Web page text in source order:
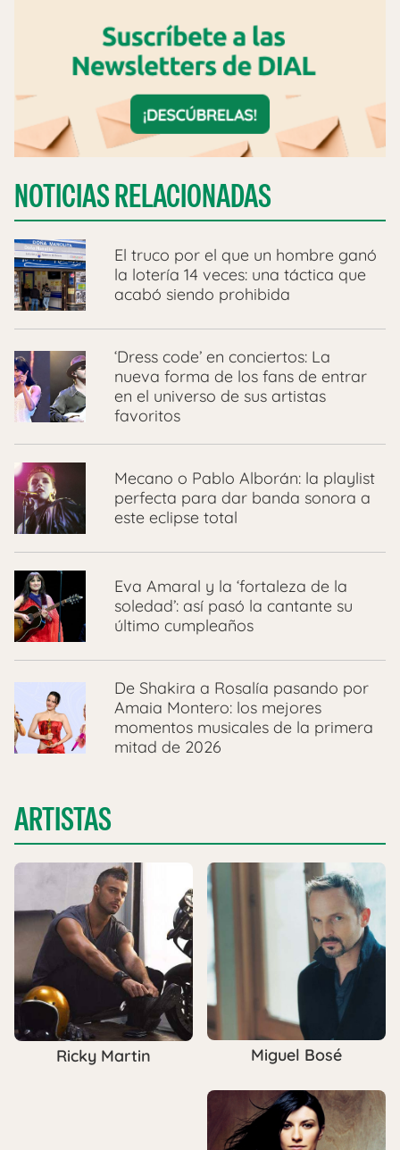
NOTICIAS RELACIONADAS
El truco por el que un hombre ganó
la lotería 14 veces: una táctica que
acabó siendo prohibida
‘Dress code’ en conciertos: La
nueva forma de los fans de entrar
en el universo de sus artistas
favoritos
Mecano o Pablo Alborán: la playlist
perfecta para dar banda sonora a
este eclipse total
Eva Amaral y la ‘fortaleza de la
soledad’: así pasó la cantante su
último cumpleaños
De Shakira a Rosalía pasando por
Amaia Montero: los mejores
momentos musicales de la primera
mitad de 2026
ARTISTAS
Ricky Martin Miguel Bosé